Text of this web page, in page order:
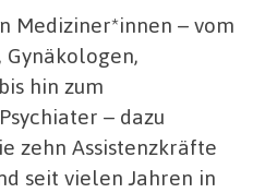
Mediziner*innen – vom
hin zum
– dazu
zehn Assistenzkräfte
seit vielen Jahren in